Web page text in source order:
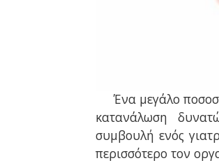
Ένα μεγάλο
κατανάλωση
συμβουλή ενός
περισσότερο τον